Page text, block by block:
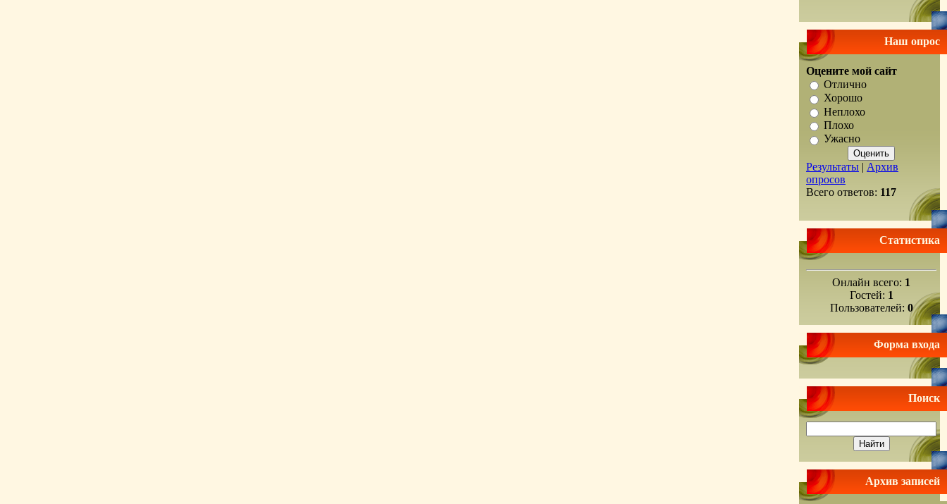
Наш опрос
Оцените мой сайт
Отлично
Хорошо
Неплохо
Плохо
Ужасно
Результаты | Архив
опросов
Всего ответов: 117
Статистика
Онлайн всего: 1
Гостей: 1
Пользователей: 0
Форма входа
Поиск
Архив записей